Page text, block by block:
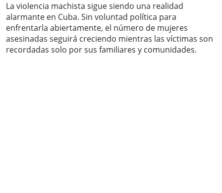
La violencia machista sigue siendo una realidad
alarmante en Cuba. Sin voluntad política para
enfrentarla abiertamente, el número de mujeres
asesinadas seguirá creciendo mientras las víctimas son
recordadas solo por sus familiares y comunidades.